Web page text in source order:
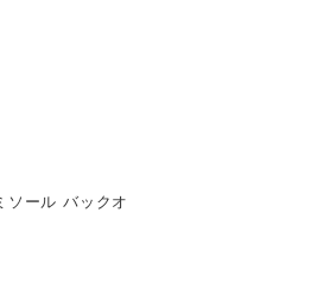
ール バックオ